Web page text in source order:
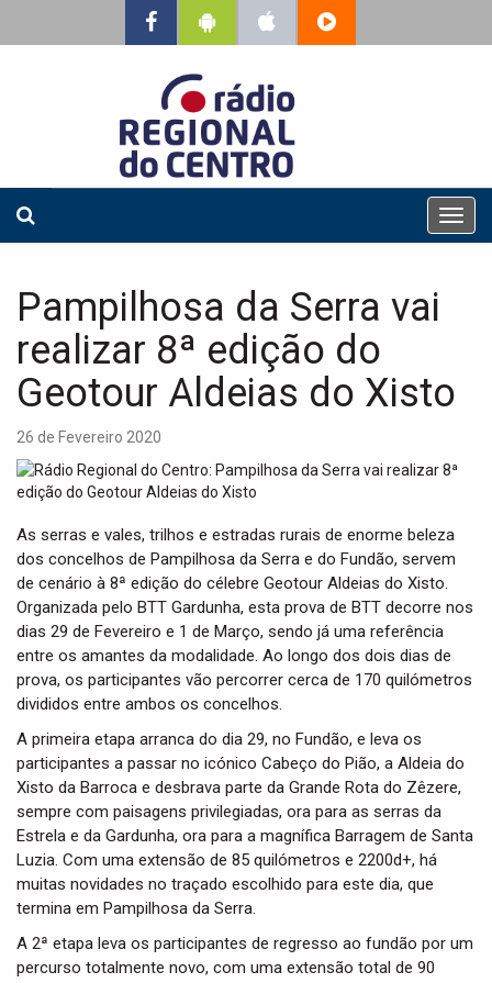
T
o
v
a
o
n
Pampilhosa da Serra vai
realizar 8ª edição do
Geotour Aldeias do Xisto
26 de Fevereiro 2020
As serras e vales, trilhos e estradas rurais de enorme beleza
dos concelhos de Pampilhosa da Serra e do Fundão, servem
de cenário à 8ª edição do célebre Geotour Aldeias do Xisto.
Organizada pelo BTT Gardunha, esta prova de BTT decorre nos
dias 29 de Fevereiro e 1 de Março, sendo já uma referência
entre os amantes da modalidade. Ao longo dos dois dias de
prova, os participantes vão percorrer cerca de 170 quilómetros
divididos entre ambos os concelhos.
A primeira etapa arranca do dia 29, no Fundão, e leva os
participantes a passar no icónico Cabeço do Pião, a Aldeia do
Xisto da Barroca e desbrava parte da Grande Rota do Zêzere,
sempre com paisagens privilegiadas, ora para as serras da
Estrela e da Gardunha, ora para a magnífica Barragem de Santa
Luzia. Com uma extensão de 85 quilómetros e 2200d+, há
muitas novidades no traçado escolhido para este dia, que
termina em Pampilhosa da Serra.
A 2ª etapa leva os participantes de regresso ao fundão por um
percurso totalmente novo, com uma extensão total de 90